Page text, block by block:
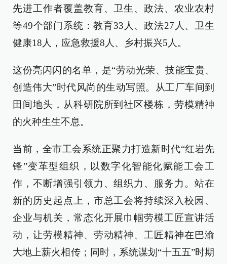
先进工作者覆盖教育、卫生、政法、农业农村
等49个部门系统：教育33人、政法27人、卫生
健康18人，应急救援8人、乡村振兴5人。
这份亮闪闪的名单，是“劳动光荣、技能宝贵、
创造伟大”时代风尚的生动写照。从工厂车间到
田间地头，从科研院所到社区楼栋，劳模精神
的火种生生不息。
当前，全市工会系统正聚力打造新时代“红岩先
锋”变革型组织，以数字化智能化赋能工会工
作，不断增强引领力、组织力、服务力。站在
新的历史起点上，市总工会将持续深入校园、
企业与机关，常态化开展巾帼劳模工匠宣讲活
动，让劳模精神、劳动精神、工匠精神在巴渝
大地上薪火相传；同时，系统谋划“十五五”时期